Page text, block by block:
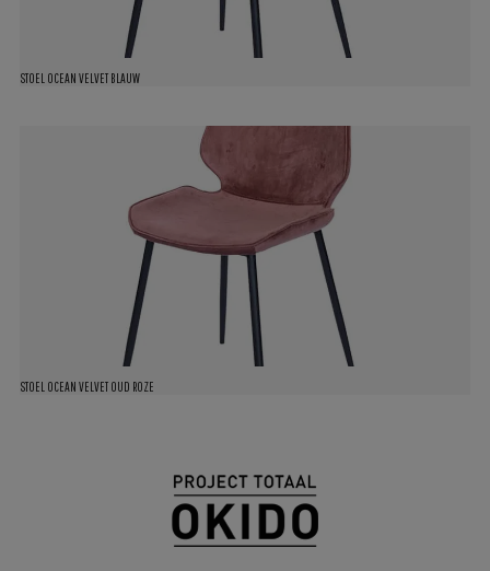
STOEL OCEAN VELVET BLAUW
STOEL OCEAN VELVET OUD ROZE